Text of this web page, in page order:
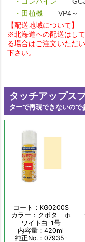
・田植機
VP4～
【配送地域について】
※北海道への配送はし
る場合はご注文いただ
下さい。